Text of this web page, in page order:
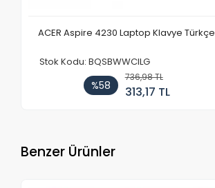
ACER Aspire 4230 Laptop Klavye Türkçe
Stok Kodu: BQSBWWCILG
%58
736,98 TL
313,17 TL
Benzer Ürünler